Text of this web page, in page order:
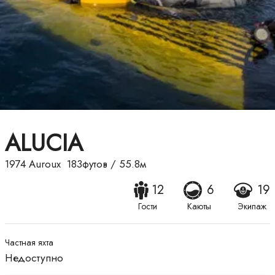
ALUCIA
1974 Auroux 183футов / 55.8м
12
Гости
6
Каюты
19
Экипаж
Частная яхта
Недоступно